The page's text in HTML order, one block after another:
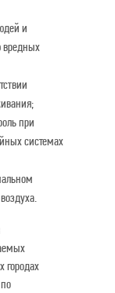
и
вредных
при
системах
городах